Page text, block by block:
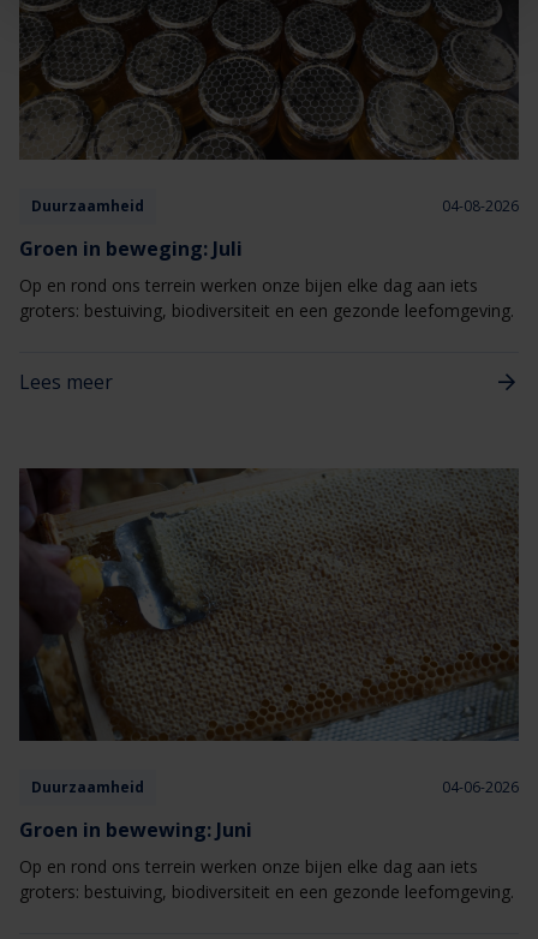
Duurzaamheid 04-08-2026
Groen in beweging: Juli
Op en rond ons terrein werken onze bijen elke dag aan iets
groters: bestuiving, biodiversiteit en een gezonde leefomgeving.
Lees meer
Duurzaamheid 04-06-2026
Groen in bewewing: Juni
Op en rond ons terrein werken onze bijen elke dag aan iets
groters: bestuiving, biodiversiteit en een gezonde leefomgeving.